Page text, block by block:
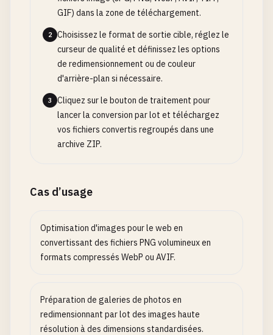
GIF) dans la zone de téléchargement.
2
Choisissez le format de sortie cible, réglez le
curseur de qualité et définissez les options
de redimensionnement ou de couleur
d'arrière-plan si nécessaire.
3
Cliquez sur le bouton de traitement pour
lancer la conversion par lot et téléchargez
vos fichiers convertis regroupés dans une
archive ZIP.
Cas d’usage
Optimisation d'images pour le web en
convertissant des fichiers PNG volumineux en
formats compressés WebP ou AVIF.
Préparation de galeries de photos en
redimensionnant par lot des images haute
résolution à des dimensions standardisées.